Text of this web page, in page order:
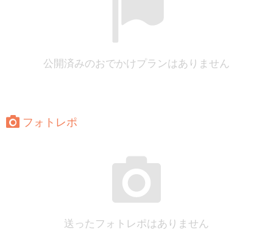
公開済みのおでかけプランはありません
フォトレポ
送ったフォトレポはありません